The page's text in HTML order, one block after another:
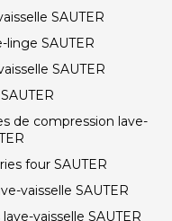
SAUTER
SAUTER
SAUTER
de compression lave-
four SAUTER
vaisselle SAUTER
vaisselle SAUTER